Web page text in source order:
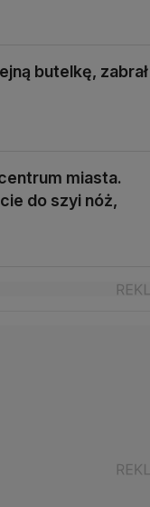
butelkę, zabrał
miasta.
do szyi nóż,